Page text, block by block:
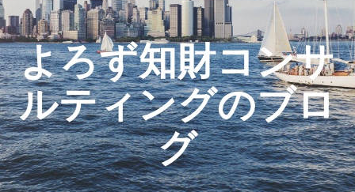
​よろず知財コンサ
ルティングのブロ
グ
生成AIとの「壁打ち」で、新たな発明を創出する方法